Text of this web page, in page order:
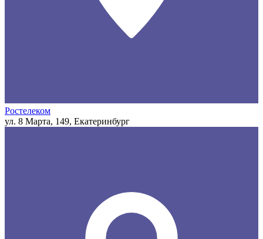
Ростелеком
ул. 8 Марта, 149, Екатеринбург